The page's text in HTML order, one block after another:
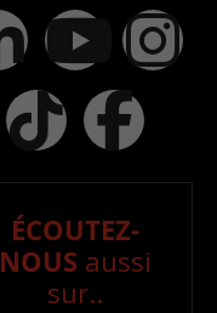
ÉCOUTEZ-
NOUS aussi
sur..